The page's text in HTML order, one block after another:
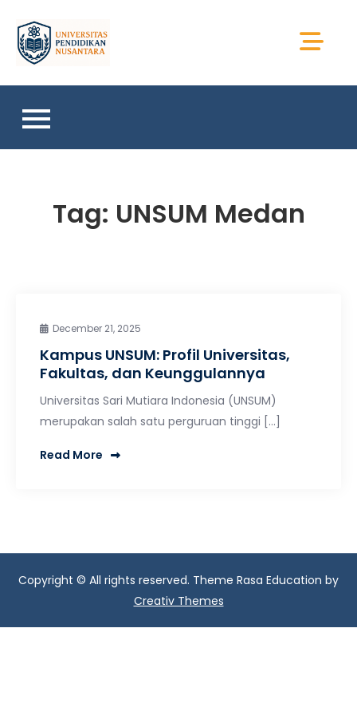
content
Tag: UNSUM Medan
December 21, 2025
Kampus UNSUM: Profil Universitas,
Fakultas, dan Keunggulannya
Universitas Sari Mutiara Indonesia (UNSUM)
merupakan salah satu perguruan tinggi […]
Read More
Copyright © All rights reserved. Theme Rasa Education by
Creativ Themes